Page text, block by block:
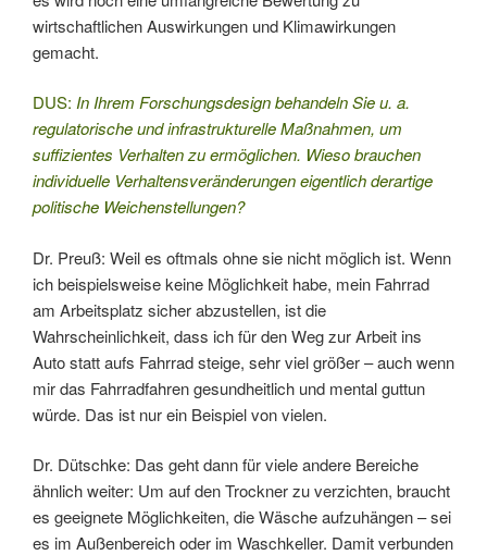
wirtschaftlichen Auswirkungen und Klimawirkungen
gemacht.
DUS: In Ihrem Forschungsdesign behandeln Sie u. a.
regulatorische und infrastrukturelle Maßnahmen, um
suffizientes Verhalten zu ermöglichen. Wieso brauchen
individuelle Verhaltensveränderungen eigentlich derartige
politische Weichenstellungen?
Dr. Preuß: Weil es oftmals ohne sie nicht möglich ist. Wenn
ich beispielsweise keine Möglichkeit habe, mein Fahrrad
am Arbeitsplatz sicher abzustellen, ist die
Wahrscheinlichkeit, dass ich für den Weg zur Arbeit ins
Auto statt aufs Fahrrad steige, sehr viel größer – auch wenn
mir das Fahrradfahren gesundheitlich und mental guttun
würde. Das ist nur ein Beispiel von vielen.
Dr. Dütschke: Das geht dann für viele andere Bereiche
ähnlich weiter: Um auf den Trockner zu verzichten, braucht
es geeignete Möglichkeiten, die Wäsche aufzuhängen – sei
es im Außenbereich oder im Waschkeller. Damit verbunden